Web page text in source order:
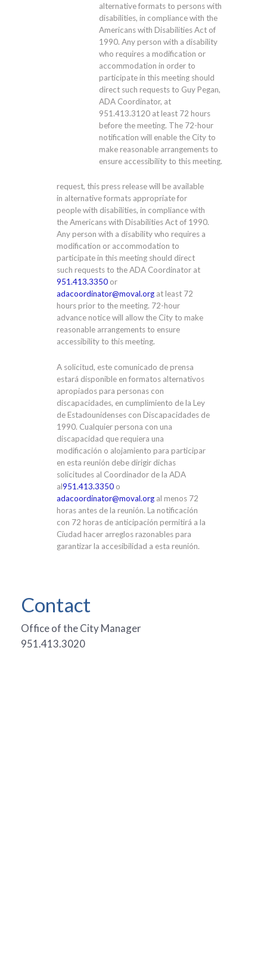
alternative formats to persons with
disabilities, in compliance with the
Americans with Disabilities Act of
1990. Any person with a disability
who requires a modification or
accommodation in order to
participate in this meeting should
direct such requests to Guy Pegan,
ADA Coordinator, at
951.413.3120at least 72 hours
before the meeting. The 72-hour
notification will enable the City to
make reasonable arrangements to
ensure accessibility to this meeting.
request, this press release will be available
in alternative formats appropriate for
people with disabilities, in compliance with
the Americans with Disabilities Act of 1990.
Any person with a disability who requires a
modification or accommodation to
participate in this meeting should direct
such requests to the ADA Coordinator at
951.413.3350 or
adacoordinator@moval.org at least 72
hours prior to the meeting. 72-hour
advance notice will allow the City to make
reasonable arrangements to ensure
accessibility to this meeting.
A solicitud, este comunicado de prensa
estará disponible en formatos alternativos
apropiados para personas con
discapacidades, en cumplimiento de la Ley
de Estadounidenses con Discapacidades de
1990. Cualquier persona con una
discapacidad que requiera una
modificación o alojamiento para participar
en esta reunión debe dirigir dichas
solicitudes al Coordinador de la ADA
al951.413.3350 o
adacoordinator@moval.org al menos 72
horas antes de la reunión. La notificación
con 72 horas de anticipación permitirá a la
Ciudad hacer arreglos razonables para
garantizar la accesibilidad a esta reunión.
Contact
Office of the City Manager
951.413.3020